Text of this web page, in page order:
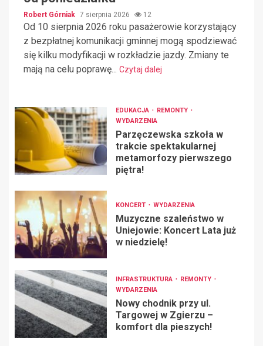
Robert Górniak 7 sierpnia 2026 12
Od 10 sierpnia 2026 roku pasażerowie korzystający
z bezpłatnej komunikacji gminnej mogą spodziewać
się kilku modyfikacji w rozkładzie jazdy. Zmiany te
mają na celu poprawę... Czytaj dalej
EDUKACJA
REMONTY
WYDARZENIA
Parzęczewska szkoła w
trakcie spektakularnej
metamorfozy pierwszego
piętra!
KONCERT WYDARZENIA
Muzyczne szaleństwo w
Uniejowie: Koncert Lata już
w niedzielę!
INFRASTRUKTURA
REMONTY
WYDARZENIA
Nowy chodnik przy ul.
Targowej w Zgierzu –
komfort dla pieszych!